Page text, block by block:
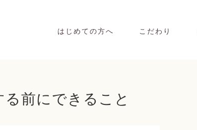
はじめての方へ こだわり
る前にできること